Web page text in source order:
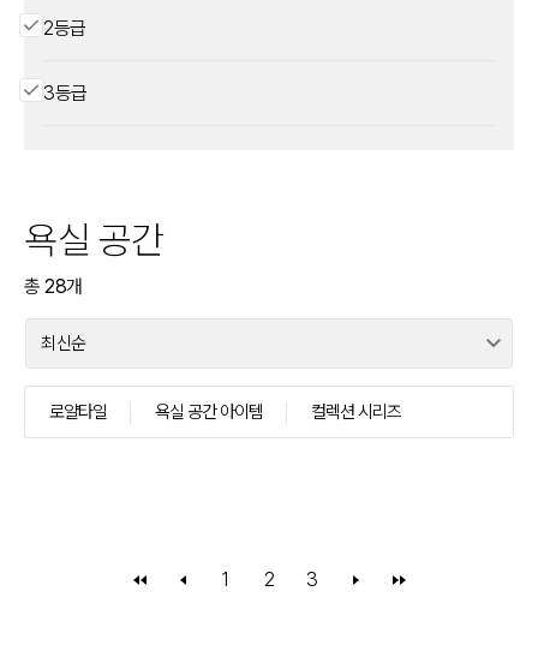
2등급
3등급
욕실 공간
총 28개
로얄타일 욕실 공간 아이템 컬렉션 시리즈
1 2 3